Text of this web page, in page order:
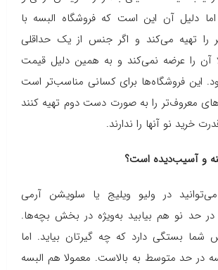
دلیل آن این است که فروشگاه البسه با
را تهیه می‌کند و اگر جنس از یک حداقلی
آن را عرضه نمی‌کند و به همین دلیل قیمت
این فروشگاه‌ها برای کسانی مناسب‌تر است
معروف‌تر را به صورت دست دوم تهیه کنند
خرید نو آنها را ندارند.
و آسیب‌دیده است؟
در ولیو ویلیج یا سلویشن آرمی
حد نو هم بیابید به‌ویژه در بخش بچه‌ها.
شما بستگی دارد که چه گیرتان بیاید. اما
در حد متوسط به بالاست. معمولا هم البسه